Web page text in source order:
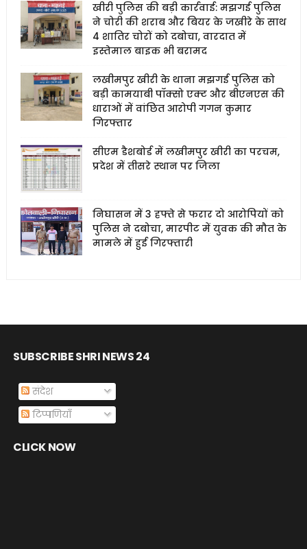
खीरी पुलिस की बड़ी कार्रवाई: मझगई पुलिस
ने चोरी की शराब और बियर के जखीरे के साथ
4 शातिर चोरों को दबोचा, वारदात में
इस्तेमाल बाइक भी बरामद
लखीमपुर खीरी के थाना मझगई पुलिस को
बड़ी कामयाबी पॉक्सो एक्ट और बीएनएस की
धाराओं में वांछित आरोपी गगन कुमार
गिरफ्तार
सीएम डैशबोर्ड में लखीमपुर खीरी का परचम,
प्रदेश में तीसरे स्थान पर जिला
निघासन में 3 हफ्ते से फरार दो आरोपियों को
पुलिस ने दबोचा, मारपीट में युवक की मौत के
मामले में हुई गिरफ्तारी
SUBSCRIBE SHRI NEWS 24
संदेश
टिप्पणियाँ
CLICK NOW